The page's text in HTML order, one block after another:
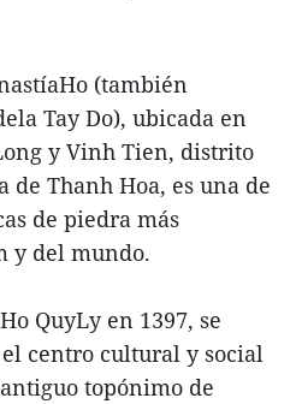
(también
Tay Do), ubicada en
y Vinh Tien, distrito
Thanh Hoa, es una de
de piedra más
y del mundo.
QuyLy en 1397, se
centro cultural y social
topónimo de